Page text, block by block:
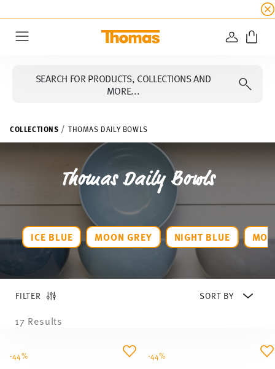
all
LOGIN
SEARCH FOR PRODUCTS, COLLECTIONS AND
MORE...
COLLECTIONS THOMAS DAILY BOWLS
Thomas Daily Bowls
ICE BLUE MOON GREY NIGHT BLUE
FILTER
17 Results
-44% -44%